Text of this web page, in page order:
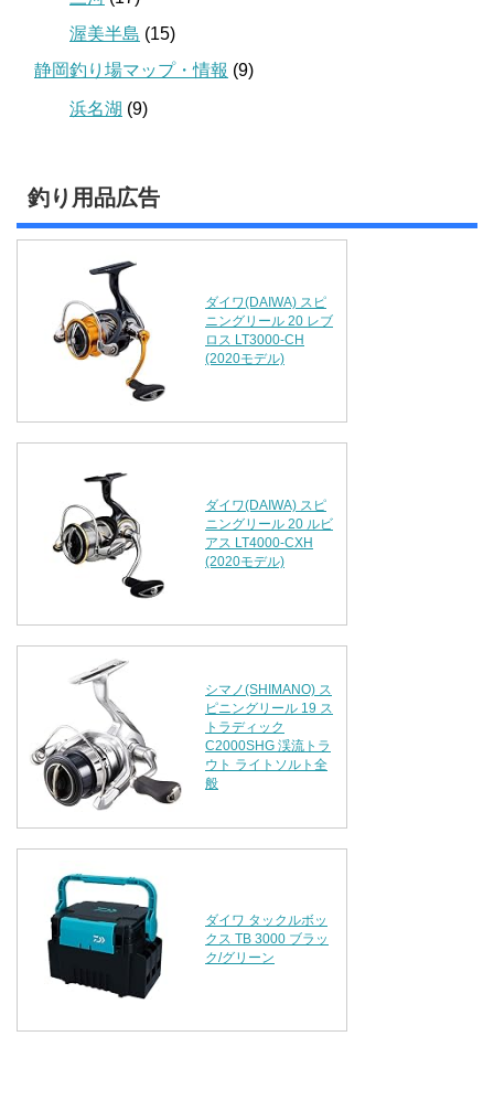
渥美半島 (15)
静岡釣り場マップ・情報 (9)
浜名湖 (9)
釣り用品広告
ダイワ(DAIWA) スピ
ニングリール 20 レブ
ロス LT3000-CH
(2020モデル)
ダイワ(DAIWA) スピ
ニングリール 20 ルビ
アス LT4000-CXH
(2020モデル)
シマノ(SHIMANO) ス
ピニングリール 19 ス
トラディック
C2000SHG 渓流トラ
ウト ライトソルト全
般
ダイワ タックルボッ
クス TB 3000 ブラッ
ク/グリーン